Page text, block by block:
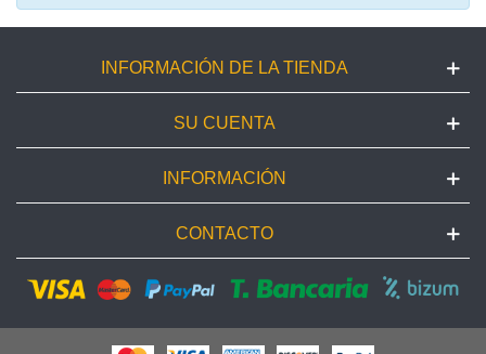
INFORMACIÓN DE LA TIENDA
SU CUENTA
INFORMACIÓN
CONTACTO